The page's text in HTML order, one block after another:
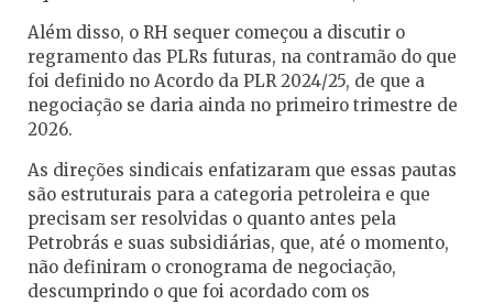
Além disso, o RH sequer começou a discutir o
regramento das PLRs futuras, na contramão do que
foi definido no Acordo da PLR 2024/25, de que a
negociação se daria ainda no primeiro trimestre de
2026.
As direções sindicais enfatizaram que essas pautas
são estruturais para a categoria petroleira e que
precisam ser resolvidas o quanto antes pela
Petrobrás e suas subsidiárias, que, até o momento,
não definiram o cronograma de negociação,
descumprindo o que foi acordado com os